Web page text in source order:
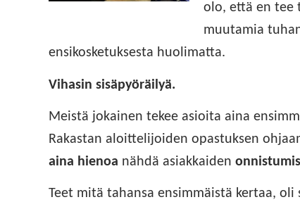
olo, että en tee
muutamia
ensikosketuksesta huolimatta.
Vihasin sisäpyöräilyä.
Meistä jokainen tekee asioita aina
Rakastan aloittelijoiden opastuksen
aina hienoa nähdä asiakkaiden
Teet mitä tahansa ensimmäistä kertaa, oli